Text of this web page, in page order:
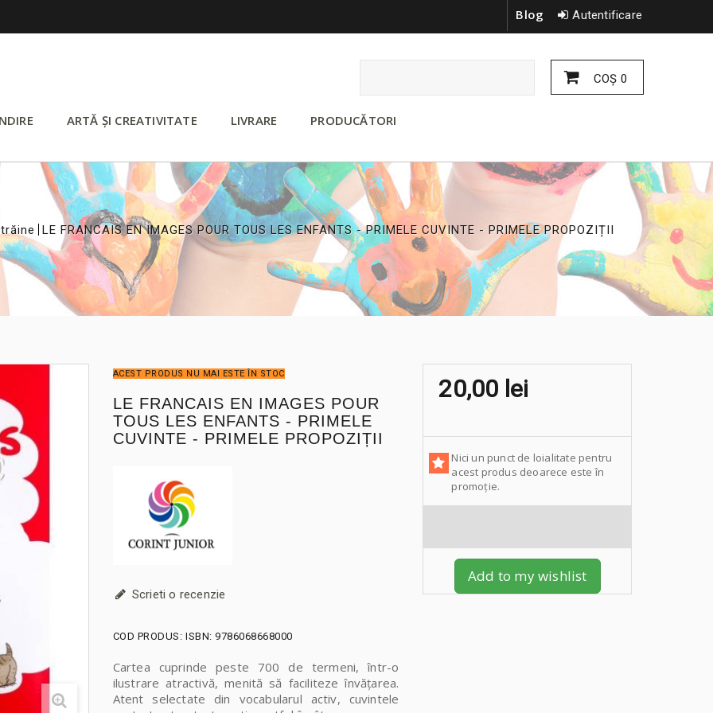
Autentificare
Blog
COŞ 0
ARTĂ ȘI CREATIVITATE LIVRARE PRODUCĂTORI
LE FRANCAIS EN IMAGES POUR TOUS LES ENFANTS - PRIMELE CUVINTE - PRIMELE PROPOZIȚII
ACEST PRODUS NU MAI ESTE ÎN STOC
LE FRANCAIS EN IMAGES POUR
TOUS LES ENFANTS - PRIMELE
CUVINTE - PRIMELE PROPOZIȚII
Scrieti o recenzie
COD PRODUS: ISBN: 9786068668000
Cartea cuprinde peste 700 de termeni, într-o
ilustrare atractivă, menită să faciliteze învăţarea.
Atent selectate din vocabularul activ, cuvintele
20,00 lei
Nici un punct de loialitate pentru
acest produs deoarece este în
promoție.
Add to my wishlist